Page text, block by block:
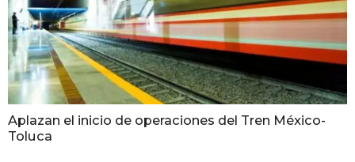
Aplazan el inicio de operaciones del Tren México-
Toluca